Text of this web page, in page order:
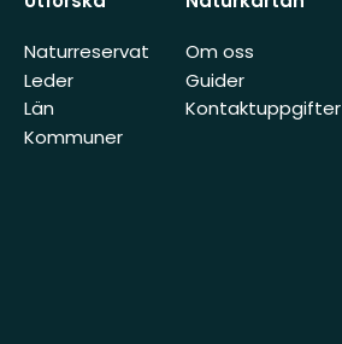
Naturreservat
Leder
Län
Kommuner
Om oss
Guider
Kontaktuppgifter